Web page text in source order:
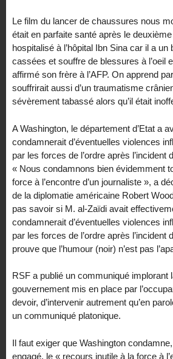
Le film du lancer de chaussures nous
était en parfaite santé après le
hospitalisé à l’hôpital Ibn Sina car il a
cassées et souffre de blessures à l’oeil
affirmé son frère à l’AFP. On apprend
souffrirait aussi d’un traumatisme
sévèrement tabassé alors qu’il était
A Washington, le département d’Etat a
condamnerait d’éventuelles violences
par les forces de l’ordre après l’incident
« Nous condamnons bien évidemment
force à l’encontre d’un journaliste », a
de la diplomatie américaine Robert
pas savoir si M. al-Zaïdi avait
condamnerait d’éventuelles violences
par les forces de l’ordre après l’incident
prouve que l’humour (noir) n’est pas
RSF a publié un communiqué implorant
gouvernement mis en place par
devoir, d’intervenir autrement qu’en
un communiqué platonique.
Il faut exiger que Washington
engagé, le « recours inutile à la force à